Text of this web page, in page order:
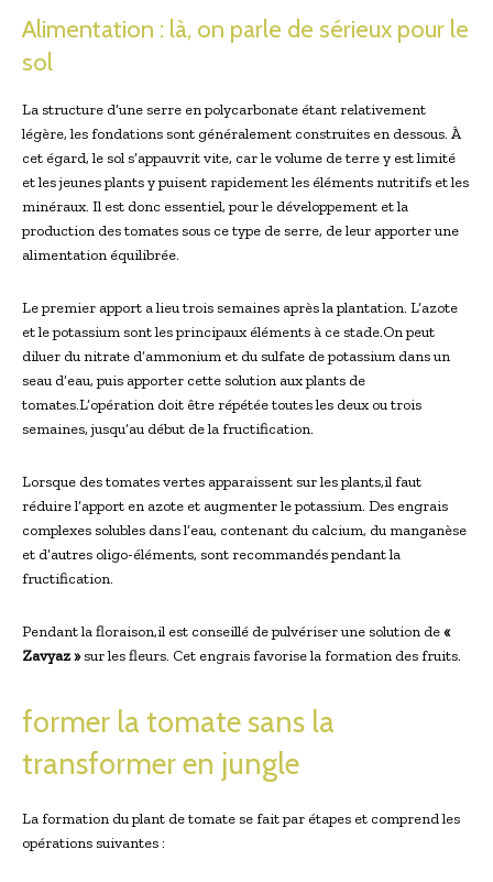
Alimentation : là, on parle de sérieux pour le
sol
La structure d’une serre en polycarbonate étant relativement
légère, les fondations sont généralement construites en dessous. À
cet égard, le sol s’appauvrit vite, car le volume de terre y est limité
et les jeunes plants y puisent rapidement les éléments nutritifs et les
minéraux. Il est donc essentiel, pour le développement et la
production des tomates sous ce type de serre, de leur apporter une
alimentation équilibrée.
Le premier apport a lieu trois semaines après la plantation. L’azote
et le potassium sont les principaux éléments à ce stade.On peut
diluer du nitrate d’ammonium et du sulfate de potassium dans un
seau d’eau, puis apporter cette solution aux plants de
tomates.L’opération doit être répétée toutes les deux ou trois
semaines, jusqu’au début de la fructification.
Lorsque des tomates vertes apparaissent sur les plants,il faut
réduire l’apport en azote et augmenter le potassium. Des engrais
complexes solubles dans l’eau, contenant du calcium, du manganèse
et d’autres oligo-éléments, sont recommandés pendant la
fructification.
Pendant la floraison,il est conseillé de pulvériser une solution de«
Zavyaz »sur les fleurs. Cet engrais favorise la formation des fruits.
former la tomate sans la
transformer en jungle
La formation du plant de tomate se fait par étapes et comprend les
opérations suivantes :